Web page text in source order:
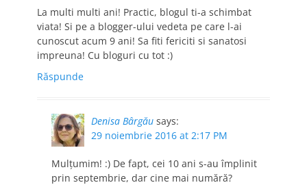
La multi multi ani! Practic, blogul ti-a schimbat
viata! Si pe a blogger-ului vedeta pe care l-ai
cunoscut acum 9 ani! Sa fiti fericiti si sanatosi
impreuna! Cu bloguri cu tot :)
Răspunde
Denisa Bârgău says:
29 noiembrie 2016 at 2:17 PM
Mulțumim! :) De fapt, cei 10 ani s-au împlinit
prin septembrie, dar cine mai numără?